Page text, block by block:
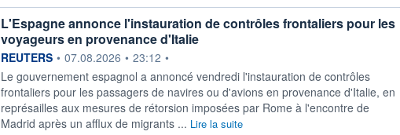
L'Espagne annonce l'instauration de contrôles frontaliers pour les
voyageurs en provenance d'Italie
information fournie par
REUTERS • 07.08.2026 • 23:12 •
‌Le gouvernement espagnol a ​annoncé vendredi l'instauration de contrôles
frontaliers pour les passagers ​de navires ou d'avions en ​provenance d'Italie, en
⁠représailles aux mesures de ‌rétorsion imposées par Rome à l'encontre de ​
Madrid ‌après un afflux de ⁠migrants ... Lire la suite